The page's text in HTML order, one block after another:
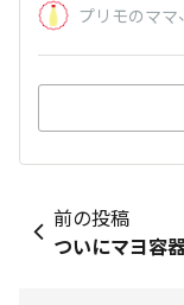
プリモのママ、
前の投稿